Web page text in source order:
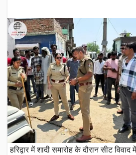
हरिद्वार में शादी समारोह के दौरान सीट